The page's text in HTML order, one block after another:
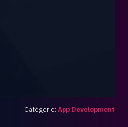
Catégorie:App Development